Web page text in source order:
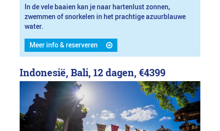
In de vele baaien kan je naar hartenlust zonnen,
zwemmen of snorkelen in het prachtige azuurblauwe
water.
Meer info & reserveren
Indonesië, Bali, 12 dagen, €4399